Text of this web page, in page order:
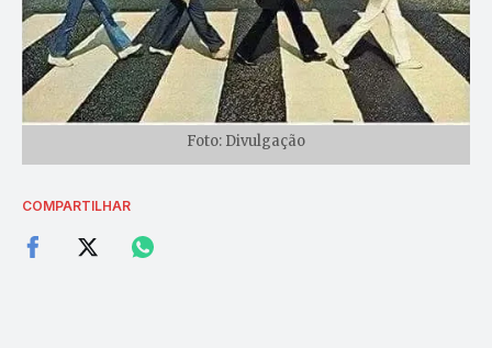
Foto: Divulgação
COMPARTILHAR